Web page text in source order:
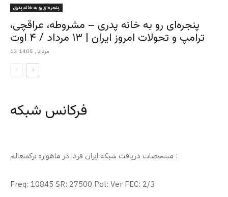
پنجره‌ای رو به خانه پدری
پنجره‌ای رو به خانه پدری – مشروطه، عراقچی،
ترامپ و تحولات امروز ایران | ۱۳ مرداد / ۴ اوت
13 مرداد , 1405
فرکانس شبکه
مشخصات دریافت شبکه ایران فردا در ماهواره ترکمنعالم :
Freq: 10845 SR: 27500 Pol: Ver FEC: 2/3